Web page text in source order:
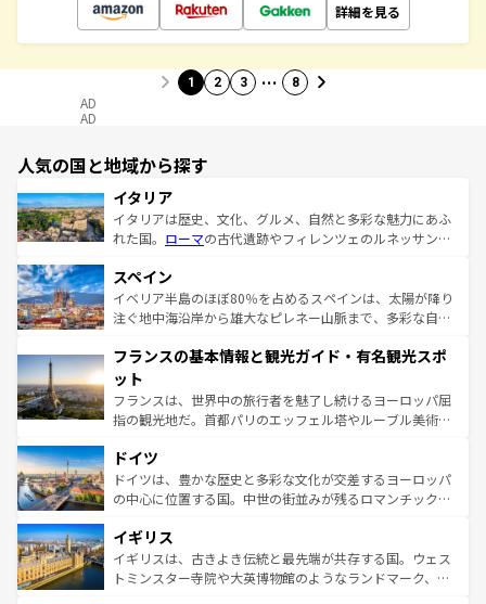
詳細を見る
1 2 3 … 8
AD
AD
人気の国と地域から探す
イタリア
イタリアは歴史、文化、グルメ、自然と多彩な魅力にあふ
れた国。 ローマの古代遺跡やフィレンツェのルネッサンス
ろん、トスカーナの美しい田園風景やアマルフィ海岸の絶
景など、自然景観も見逃せない。観光の合間には、本場の
ピザやパスタなど、絶品のイタリア料理を堪能することも
ませてくれるイタリアで、忘れられない旅をしてみよう！
なお、新着のイタリア情報は
しい。
スペイン
イベリア半島のほぼ80％を占めるスペインは、太陽が降り
注ぐ地中海沿岸から雄大なピレネー山脈まで、多彩な自然
文化が根付くこの国では、情熱的なフラメンコ、熱気あふ
れる闘牛、そして美味しいタパスが生活の一部となってい
る。首都マドリードの洗練された雰囲気や、バルセロナの
アートに溢れた街角から、地方では古代ローマ遺跡や中世
せる。地方によって風土や気候が異なるスペインはその個
性で訪れる人を魅了する。 なお、新着のスペイン情報は コ
ンテンツ一覧を参照してほしい。
フランスの基本情報と観光ガイド・有名観光スポ
ット
フランスは、世界中の旅行者を魅了し続けるヨーロッパ屈
指の観光地だ。首都パリのエッフェル塔やルーブル美術館
で、幅広い魅力が詰まっている。華麗な宮殿、歴史的な大
聖堂、美しいビーチ、そして豊かな自然が、訪れる者を心
から魅了する。また、フランスは美食の国としても知ら
いる。シャンパンの発祥地であるランス、プロヴァンスの
香り高いラベンダー畑など、多彩な楽しみ方が可能だ。さ
らに、パリ以外の地域にも魅力が溢れており、どの街角に
ドイツ
ドイツは、豊かな歴史と多彩な文化が交差するヨーロッパ
の中心に位置する国。中世の街並みが残るロマンチック街
顔を持つこの国は、どこを歩いても飽きることがない。ベ
ルリンの文化的活気、バイエルン州のアルプスの絶景、そ
してライン川沿いのワイン畑といった風景は必見。ビール
イギリス
イギリスは、古きよき伝統と最先端が共存する国。ウェス
トミンスター寺院や大英博物館のようなランドマーク、歴